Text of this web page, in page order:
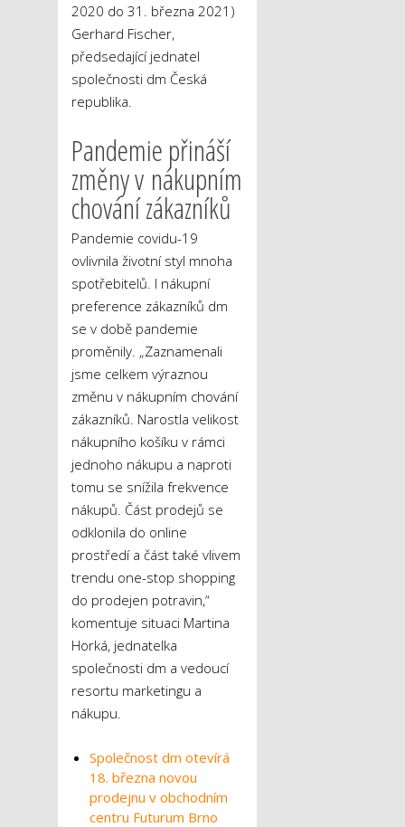
2020 do 31. března 2021)
Gerhard Fischer,
předsedající jednatel
společnosti dm Česká
republika.
Pandemie přináší
změny v nákupním
chování zákazníků
Pandemie covidu-19
ovlivnila životní styl mnoha
spotřebitelů. I nákupní
preference zákazníků dm
se v době pandemie
proměnily. „Zaznamenali
jsme celkem výraznou
změnu v nákupním chování
zákazníků. Narostla velikost
nákupního košíku v rámci
jednoho nákupu a naproti
tomu se snížila frekvence
nákupů. Část prodejů se
odklonila do online
prostředí a část také vlivem
trendu one-stop shopping
do prodejen potravin,“
komentuje situaci Martina
Horká, jednatelka
společnosti dm a vedoucí
resortu marketingu a
nákupu.
Společnost dm otevírá
18. března novou
prodejnu v obchodním
centru Futurum Brno